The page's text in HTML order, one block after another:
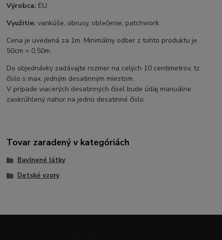
Výrobca: EU
Využitie: vankúše, obrusy, oblečenie, patchwork
Cena je uvedená za 1m. Minimálny odber z tohto produktu je
50cm = 0,50m.
Do objednávky zadávajte rozmer na celých 10 centimetrov, tz.
číslo s max. jedným desatinným miestom.
V prípade viacerých desatinných čísel bude údaj manuálne
zaokrúhlený nahor na jedno desatinné číslo.
Tovar zaradený v kategóriách
Bavlnené látky
Detské vzory